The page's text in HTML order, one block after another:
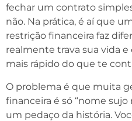
fechar um contrato
não. Na prática, é aí que
restrição financeira faz
realmente trava sua vida
mais rápido do que te
O problema é que muita
financeira é só “nome sujo
um pedaço da história.